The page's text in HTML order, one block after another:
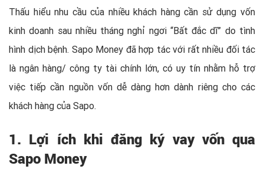
Thấu hiểu nhu cầu của nhiều khách hàng cần sử dụng vốn
kinh doanh sau nhiều tháng nghỉ ngơi “Bất đắc dĩ” do tình
hình dịch bệnh. Sapo Money đã hợp tác với rất nhiều đối tác
là ngân hàng/ công ty tài chính lớn, có uy tín nhằm hỗ trợ
việc tiếp cần nguồn vốn dễ dàng hơn dành riêng cho các
khách hàng của Sapo.
1. Lợi ích khi đăng ký vay vốn qua
Sapo Money